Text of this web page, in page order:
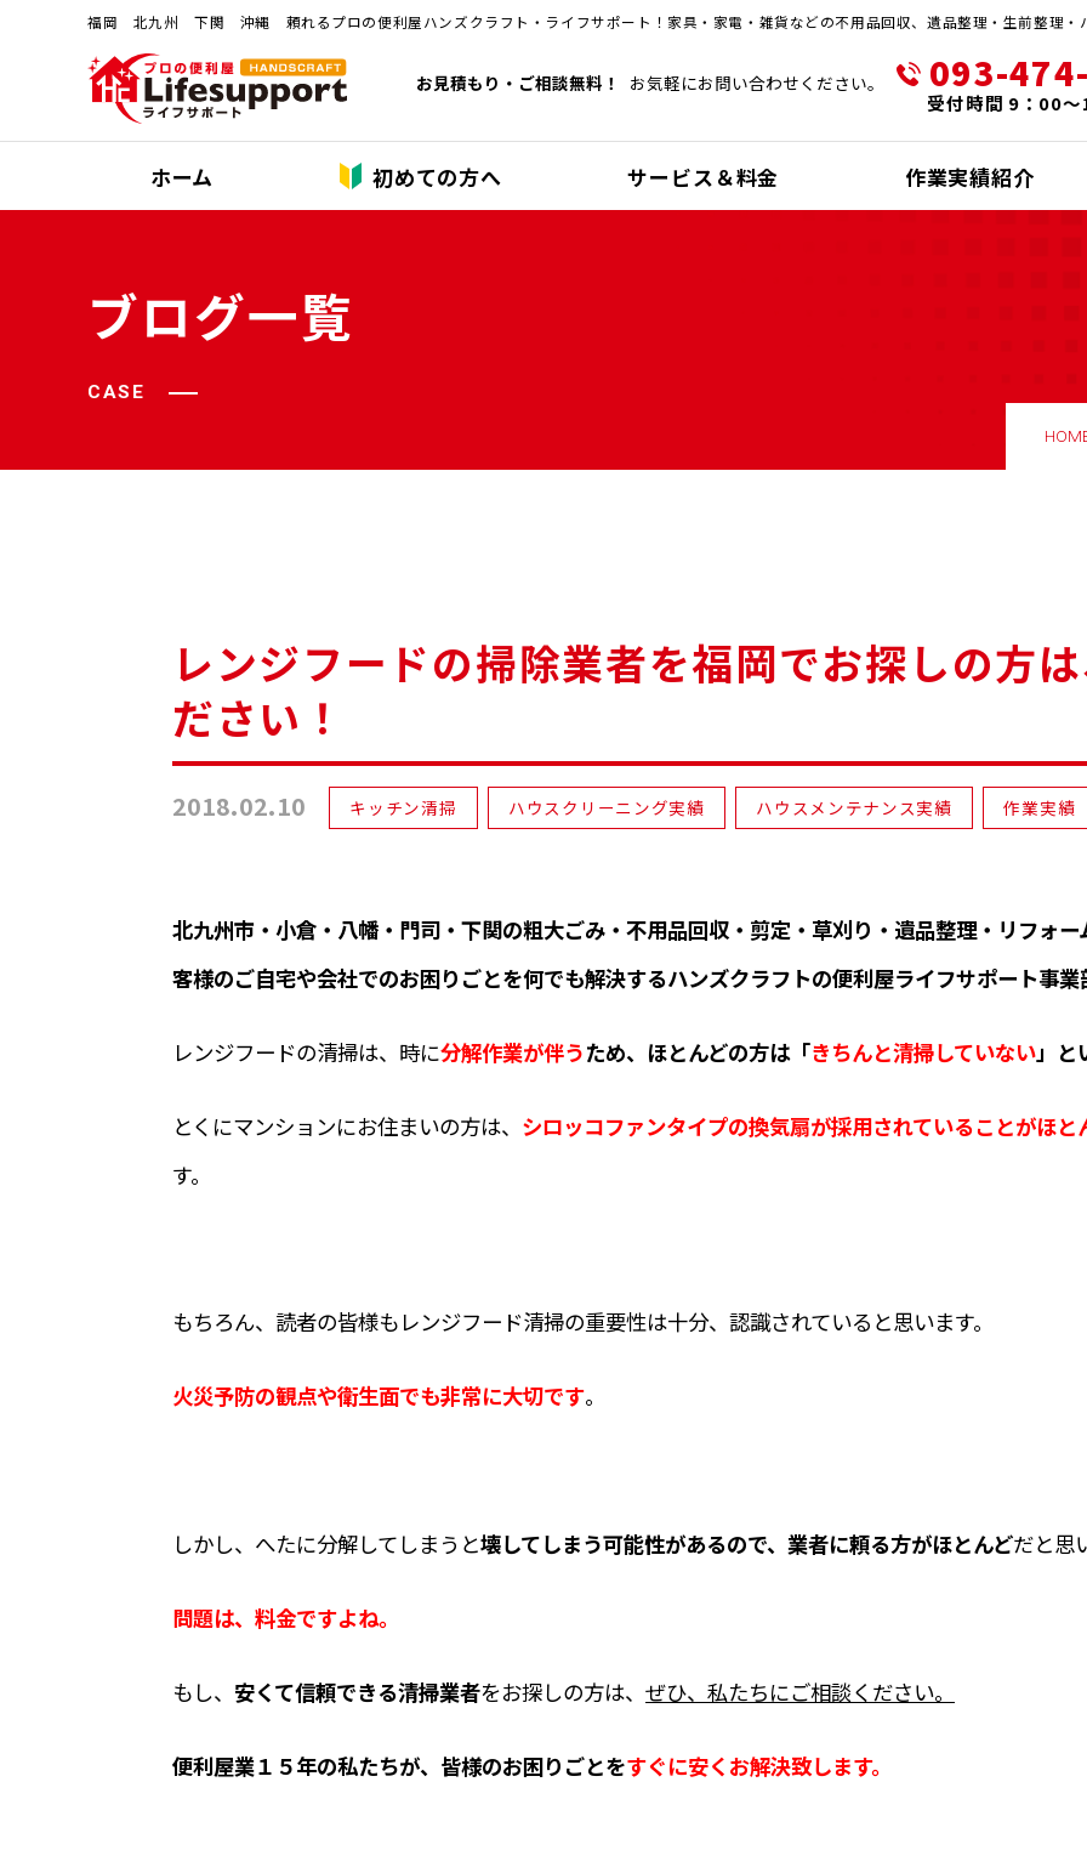
福岡 北九州 下関 沖縄 頼れるプロの便利屋ハンズクラフト・ライフサポート！家具・家電・雑貨などの不用品回収、遺品整理・生前整理・ハ
お見積もり・ご相談無料！ お気軽にお問い合わせください。 093-
受付時間 9：00
ホーム 初めての方へ サービス＆料金 作業実績紹介
ブログ一覧
CASE
レンジフードの掃除業者を福岡でお探しの方
ださい！
2018.02.10 キッチン清掃 ハウスクリーニング実績 ハウスメンテナンス実績 作業実績
北九州市・小倉・八幡・門司・下関の粗大ごみ・不用品回収・剪定・草刈り・遺品整理・リフォ
客様のご自宅や会社でのお困りごとを何でも解決するハンズクラフトの便利屋ライフサポート事業
レンジフードの清掃は、時に分解作業が伴うため、ほとんどの方は「きちんと清掃していない」と
とくにマンションにお住まいの方は、 シロッコファンタイプの換気扇が採用されていることがほと
す。
もちろん、読者の皆様もレンジフード清掃の重要性は十分、認識されていると思います。
火災予防の観点や衛生面でも非常に大切です。
しかし、へたに分解してしまうと壊してしまう可能性があるので、業者に頼る方がほとんどだと思
問題は、料金ですよね。
もし、 安くて信頼できる清掃業者をお探しの方は、 ぜひ、私たちにご相談ください。
便利屋業１５年の私たちが、皆様のお困りごとをすぐに安くお解決致します。